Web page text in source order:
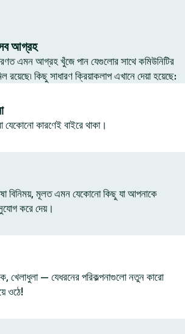
আগ্রহ
এমন আগ্রহ খুঁজে পান যেগুলোর সাথে কমিউনিটির
কিছু সাধারণ ক্রিয়াকলাপ এখানে দেয়া হয়েছে:
যেকোনো কারণেই বাইরে থাকা।
বিনিময়, মূলত এমন যেকোনো কিছু যা আপনাকে
করে দেয়।
খেলাধুলা — যেধরনের পরিকল্পনাগুলো নতুন কারো
ওঠে!